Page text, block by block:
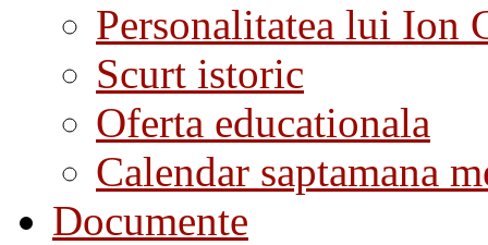
Personalitatea lui Ion
Scurt istoric
Oferta educationala
Calendar saptamana
Documente